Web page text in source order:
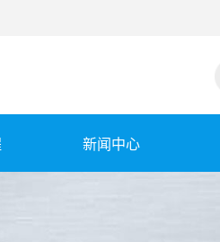
新闻中心